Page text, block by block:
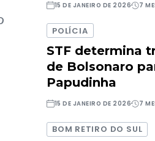
15 DE JANEIRO DE 2026 7
POLÍCIA
STF determina
de Bolsonaro
Papudinha
15 DE JANEIRO DE 2026 7
BOM RETIRO DO SUL